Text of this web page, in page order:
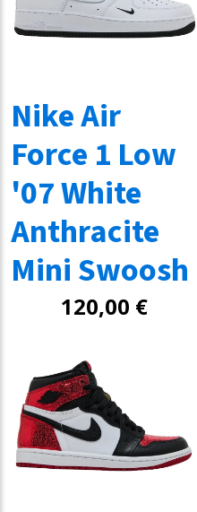
Nike Air
Force 1 Low
'07 White
Anthracite
Mini Swoosh
120,00 €